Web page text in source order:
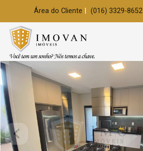
Área do Cliente (016) 3329-8652